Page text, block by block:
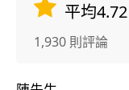
平均4.72
1,930 則評論